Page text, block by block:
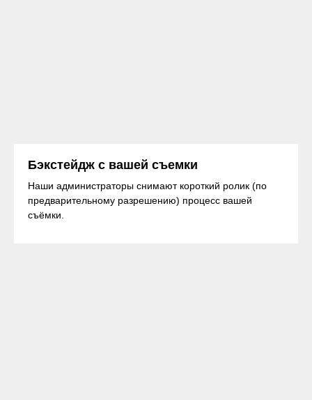
Бэкстейдж с вашей съемки
Наши администраторы снимают короткий ролик (по
предварительному разрешению) процесс вашей
съёмки.